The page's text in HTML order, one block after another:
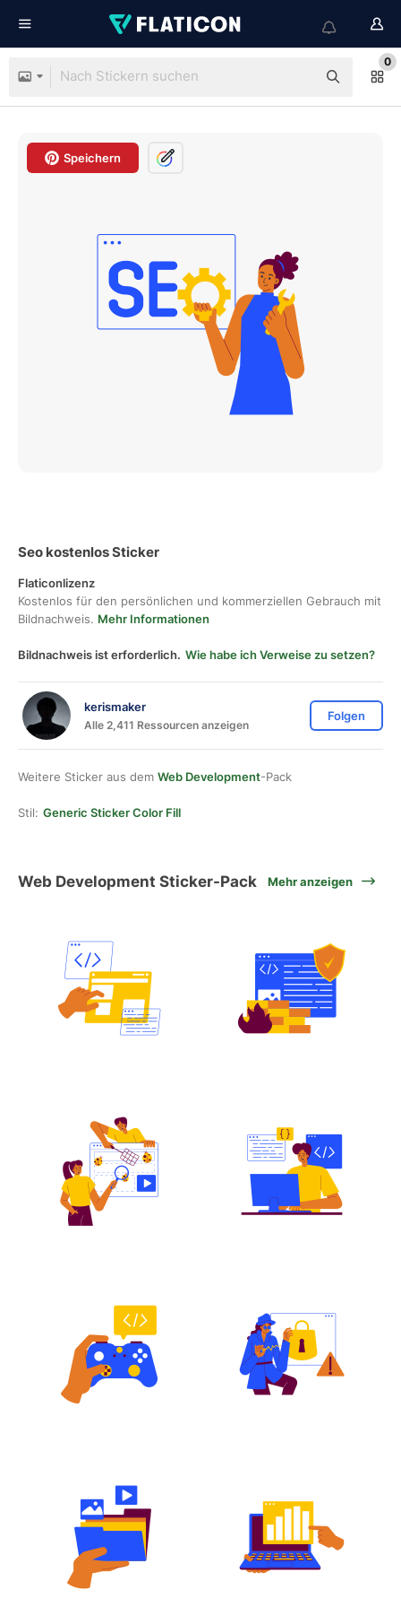
0
Speichern
Seo kostenlos Sticker
Flaticonlizenz
Kostenlos für den persönlichen und kommerziellen Gebrauch mit
Bildnachweis. Mehr Informationen
Bildnachweis ist erforderlich. Wie habe ich Verweise zu setzen?
kerismaker
Alle 2,411 Ressourcen anzeigen
Folgen
Weitere Sticker aus dem Web Development-Pack
Stil: Generic Sticker Color Fill
Web Development Sticker-Pack Mehr anzeigen